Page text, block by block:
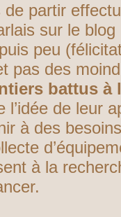
partir
sur le blog
peu
pas des
battus à
l’idée de leur
à des
à la